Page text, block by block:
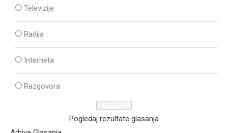
Televizije
Radija
Interneta
Razgovora
Pogledaj rezultate glasanja